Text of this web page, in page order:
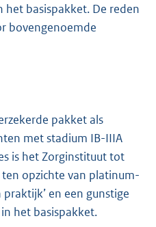
basispakket. De reden
bovengenoemde
pakket als
met stadium IB-IIIA
is het Zorginstituut tot
opzichte van platinum-
en een gunstige
het basispakket.